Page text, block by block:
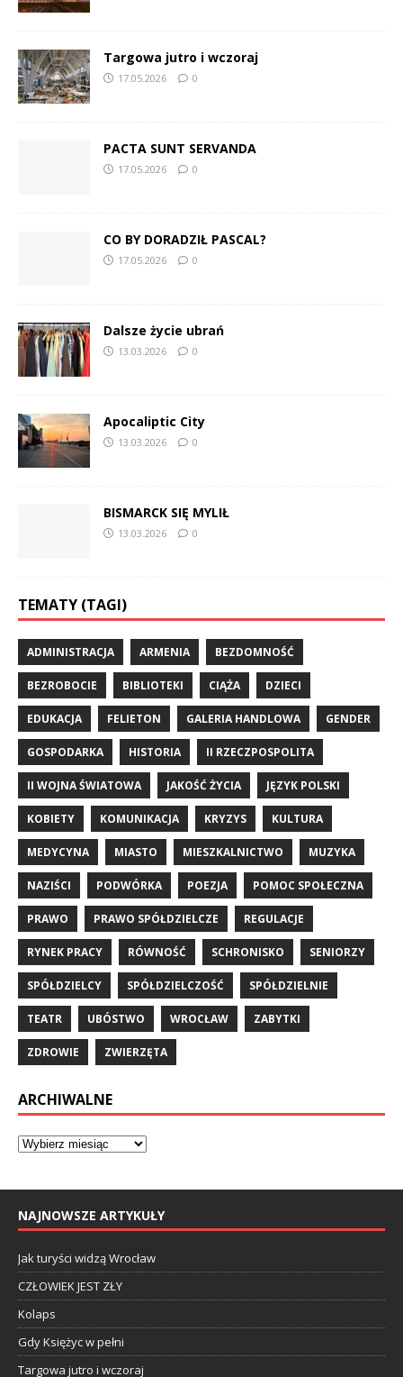
Targowa jutro i wczoraj
17.05.2026 0
PACTA SUNT SERVANDA
17.05.2026 0
CO BY DORADZIŁ PASCAL?
17.05.2026 0
Dalsze życie ubrań
13.03.2026 0
Apocaliptic City
13.03.2026 0
BISMARCK SIĘ MYLIŁ
13.03.2026 0
TEMATY (TAGI)
ADMINISTRACJA ARMENIA BEZDOMNOŚĆ
BEZROBOCIE BIBLIOTEKI CIĄŻA DZIECI
EDUKACJA FELIETON GALERIA HANDLOWA GENDER
GOSPODARKA HISTORIA II RZECZPOSPOLITA
II WOJNA ŚWIATOWA JAKOŚĆ ŻYCIA JĘZYK POLSKI
KOBIETY KOMUNIKACJA KRYZYS KULTURA
MEDYCYNA MIASTO MIESZKALNICTWO MUZYKA
NAZIŚCI PODWÓRKA POEZJA POMOC SPOŁECZNA
PRAWO PRAWO SPÓŁDZIELCZE REGULACJE
RYNEK PRACY RÓWNOŚĆ SCHRONISKO SENIORZY
SPÓŁDZIELCY SPÓŁDZIELCZOŚĆ SPÓŁDZIELNIE
TEATR UBÓSTWO WROCŁAW ZABYTKI
ZDROWIE ZWIERZĘTA
ARCHIWALNE
NAJNOWSZE ARTYKUŁY
Jak turyści widzą Wrocław
CZŁOWIEK JEST ZŁY
Kolaps
Gdy Księżyc w pełni
Targowa jutro i wczoraj